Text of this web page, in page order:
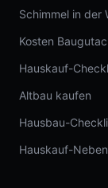
Schimmel in der
Kosten
Hauskauf-
Altbau kaufen
Hausbau-
Hauskauf-